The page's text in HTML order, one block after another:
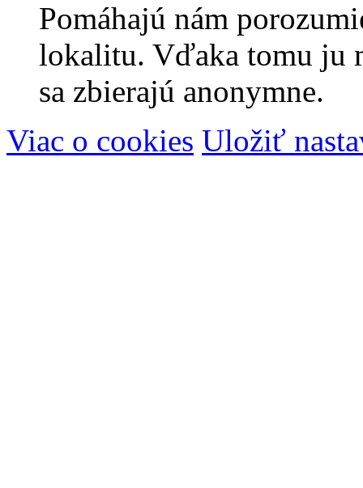
Pomáhajú nám
lokalitu. Vďaka tomu ju
sa zbierajú anonymne.
Viac o cookies Uložiť